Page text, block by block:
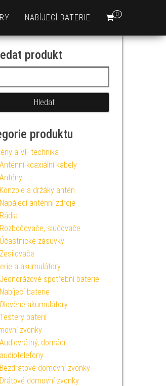
0
NABÍJECÍ BATERIE
produkt
produktu
a VF technika
Anténní koaxiální kabely
Antény
Konzole a držáky antén
Napájecí anténní zdroje
Rádia
Rozbočovače, slučovače
Účastnické zásuvky
Zesilovače
a akumulátory
Jednorázové spotřební baterie
Nabíjecí baterie
Olověné akumulátory
Testery baterií
zvonky
Audiovrátný, domácí
audiotelefony
Bezdrátové domovní zvonky
Drátové domovní zvonky